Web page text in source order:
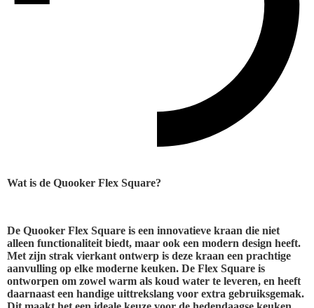
Wat is de Quooker Flex Square?
De Quooker Flex Square is een innovatieve kraan die niet
alleen functionaliteit biedt, maar ook een modern design heeft.
Met zijn strak vierkant ontwerp is deze kraan een prachtige
aanvulling op elke moderne keuken. De Flex Square is
ontworpen om zowel warm als koud water te leveren, en heeft
daarnaast een handige uittrekslang voor extra gebruiksgemak.